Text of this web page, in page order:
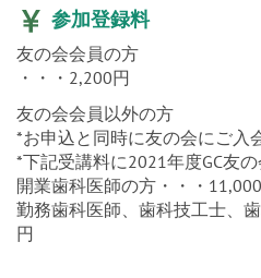
参加登録料
友の会会員の方
・・・2,200円
友の会会員以外の方
*お申込と同時に友の会にご入
*下記受講料に2021年度GC友の
開業歯科医師の方・・・
勤務歯科医師、歯科技工士、
円